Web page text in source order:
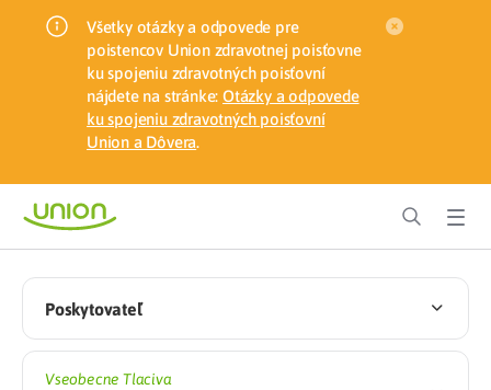
Všetky otázky a odpovede pre
poistencov Union zdravotnej poisťovne
ku spojeniu zdravotných poisťovní
nájdete na stránke: Otázky a odpovede
ku spojeniu zdravotných poisťovní
Union a Dôvera.
Poskytovateľ
Vseobecne Tlaciva